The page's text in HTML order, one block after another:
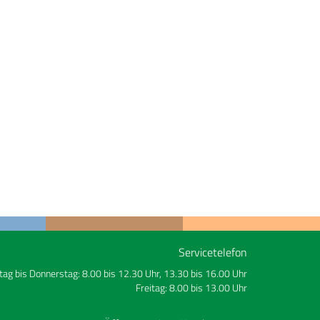
Servicetelefon
bis Donnerstag: 8.00 bis 12.30 Uhr, 13.30 bis 16.00 Uhr
Freitag: 8.00 bis 13.00 Uhr